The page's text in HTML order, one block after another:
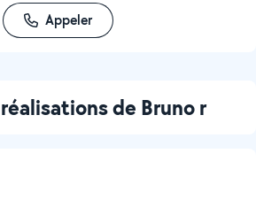
Appeler
de Bruno r